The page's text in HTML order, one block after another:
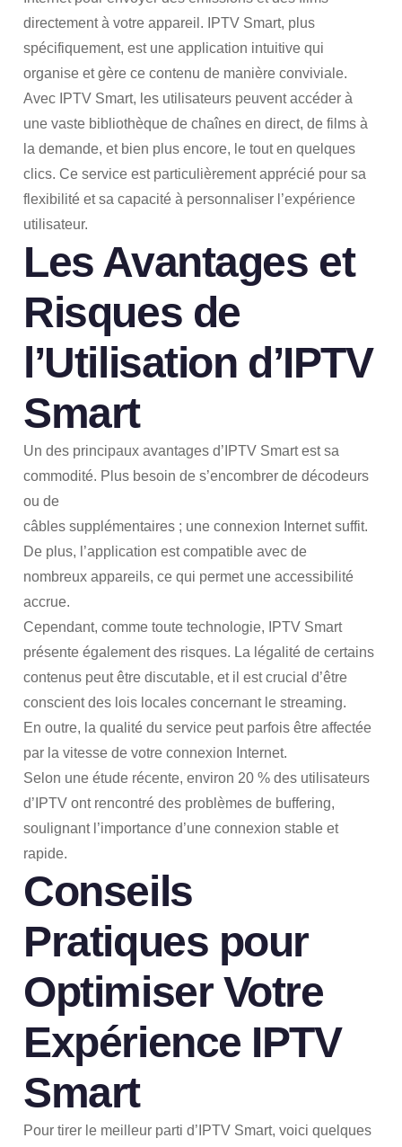
directement à votre appareil. IPTV Smart, plus
spécifiquement, est une application intuitive qui
organise et gère ce contenu de manière conviviale.
Avec IPTV Smart, les utilisateurs peuvent accéder à
une vaste bibliothèque de chaînes en direct, de films à
la demande, et bien plus encore, le tout en quelques
clics. Ce service est particulièrement apprécié pour sa
flexibilité et sa capacité à personnaliser l’expérience
utilisateur.
Les Avantages et
Risques de
l’Utilisation d’IPTV
Smart
Un des principaux avantages d’IPTV Smart est sa
commodité. Plus besoin de s’encombrer de décodeurs
ou de
câbles supplémentaires ; une connexion Internet suffit.
De plus, l’application est compatible avec de
nombreux appareils, ce qui permet une accessibilité
accrue.
Cependant, comme toute technologie, IPTV Smart
présente également des risques. La légalité de certains
contenus peut être discutable, et il est crucial d’être
conscient des lois locales concernant le streaming.
En outre, la qualité du service peut parfois être affectée
par la vitesse de votre connexion Internet.
Selon une étude récente, environ 20 % des utilisateurs
d’IPTV ont rencontré des problèmes de buffering,
soulignant l’importance d’une connexion stable et
rapide.
Conseils
Pratiques pour
Optimiser Votre
Expérience IPTV
Smart
Pour tirer le meilleur parti d’IPTV Smart, voici quelques